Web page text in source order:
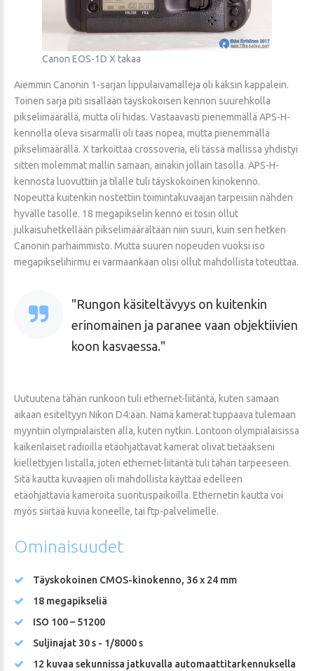
Canon EOS-1D X takaa
Aiemmin Canonin 1-sarjan lippulaivamalleja oli kaksin kappalein.
Toinen sarja piti sisällään täyskokoisen kennon suurehkolla
pikselimäärällä, mutta oli hidas. Vastaavasti pienemmällä APS-H-
kennolla oleva sisarmalli oli taas nopea, mutta pienemmällä
pikselimäärällä. X tarkoittaa crossoveria, eli tässä mallissa yhdistyi
sitten molemmat mallin samaan, ainakin jollain tasolla. APS-H-
kennosta luovuttiin ja tilalle tuli täyskokoinen kinokenno.
Nopeutta kuitenkin nostettiin toimintakuvaajan tarpeisiin nähden
hyvälle tasolle. 18 megapikselin kenno ei tosin ollut
julkaisuhetkellään pikselimäärältään niin suuri, kuin sen hetken
Canonin parhaimmisto. Mutta suuren nopeuden vuoksi iso
megapikselihirmu ei varmaankaan olisi ollut mahdollista toteuttaa.
Rungon käsiteltävyys on kuitenkin
erinomainen ja paranee vaan objektiivien
koon kasvaessa.
Uutuutena tähän runkoon tuli ethernet-liitäntä, kuten samaan
aikaan esiteltyyn Nikon D4:ään. Nämä kamerat tuppaava tulemaan
myyntiin olympialaisten alla, kuten nytkin. Lontoon olympialaisissa
kaikenlaiset radioilla etäohjattavat kamerat olivat tietääkseni
kiellettyjen listalla, joten ethernet-liitäntä tuli tähän tarpeeseen.
Sitä kautta kuvaajien oli mahdollista käyttää edelleen
etäohjattavia kameroita suorituspaikoilla. Ethernetin kautta voi
myös siirtää kuvia koneelle, tai ftp-palvelimelle.
Ominaisuudet
Täyskokoinen CMOS-kinokenno, 36 x 24 mm
18 megapikseliä
ISO 100 – 51200
Suljinajat 30 s - 1/8000 s
12 kuvaa sekunnissa jatkuvalla automaattitarkennuksella